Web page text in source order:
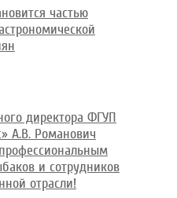
частью
директора ФГУП
А.В. Романович
и сотрудников
отрасли!